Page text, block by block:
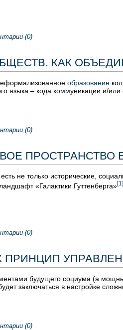
(0)
КАК
образование
языка – кода коммуникации и/или
(0)
ПРОСТРАНСТВО
не только исторические,
«Галактики Гуттенберга»[1]
(0)
ПРИНЦИП
будущего социума (а
заключаться в настройке
(0)